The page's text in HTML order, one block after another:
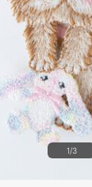
1/3